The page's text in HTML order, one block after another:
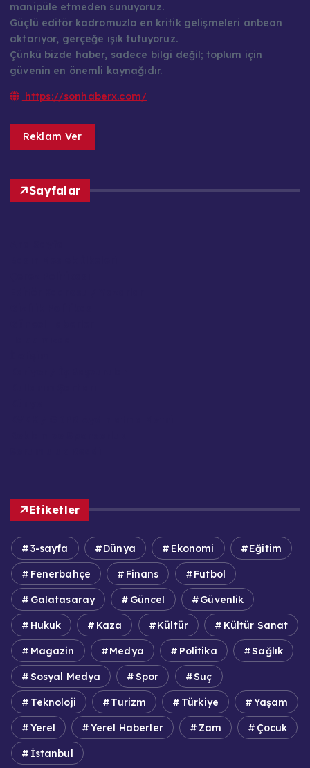
manipüle etmeden sunuyoruz.
Güçlü editör kadromuzla en kritik gelişmeleri anbean
aktarıyor, gerçeğe ışık tutuyoruz.
Çünkü bizde haber, sadece bilgi değil; toplum için
güvenin en önemli kaynağıdır.
https://sonhaberx.com/
Reklam Ver
Sayfalar
Etiketler
3-sayfa Dünya Ekonomi Eğitim
Fenerbahçe Finans Futbol
Galatasaray Güncel Güvenlik
Hukuk Kaza Kültür Kültür Sanat
Magazin Medya Politika Sağlık
Sosyal Medya Spor Suç
Teknoloji Turizm Türkiye Yaşam
Yerel Yerel Haberler Zam Çocuk
İstanbul